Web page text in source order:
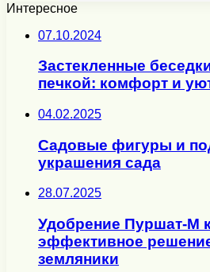
Интересное
07.10.2024
Застекленные
печкой: комфорт и
04.02.2025
Садовые фигуры и
украшения сада
28.07.2025
Удобрение Пуршат-М
эффективное
земляники